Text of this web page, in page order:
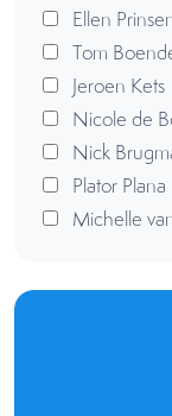
Ellen
Tom
Jeroen Kets
Nicole de
Nick
Plator Plana
Michelle